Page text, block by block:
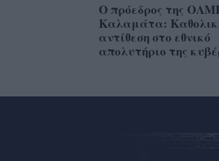
Ο πρόεδρος της
Καλαμάτα:
αντίθεση στο εθνικό
απολυτήριο της